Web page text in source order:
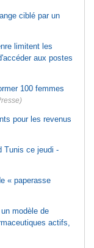
ciblé par un
limitent les
aux postes
100 femmes
pour les revenus
Tunis ce jeudi -
« paperasse
modèle de
actifs,